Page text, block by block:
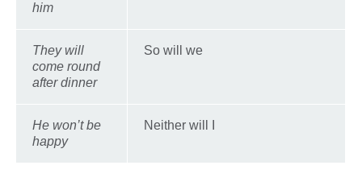
him
They will
come round
after dinner
So will we
He won’t be
happy
Neither will I